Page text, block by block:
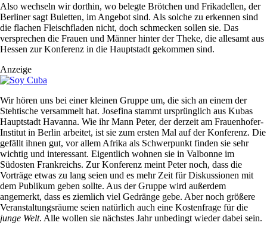
Also wechseln wir dorthin, wo belegte Brötchen und Frikadellen, der
Berliner sagt Buletten, im Angebot sind. Als solche zu erkennen sind
die flachen Fleischfladen nicht, doch schmecken sollen sie. Das
versprechen die Frauen und Männer hinter der Theke, die allesamt aus
Hessen zur Konferenz in die Hauptstadt gekommen sind.
Anzeige
Wir hören uns bei einer kleinen Gruppe um, die sich an einem der
Stehtische versammelt hat. Josefina stammt ursprünglich aus Kubas
Hauptstadt Havanna. Wie ihr Mann Peter, der derzeit am Frauenhofer-
Institut in Berlin arbeitet, ist sie zum ersten Mal auf der Konferenz. Die
gefällt ihnen gut, vor allem Afrika als Schwerpunkt finden sie sehr
wichtig und interessant. Eigentlich wohnen sie in Valbonne im
Südosten Frankreichs. Zur Konferenz meint Peter noch, dass die
Vorträge etwas zu lang seien und es mehr Zeit für Diskussionen mit
dem Publikum geben sollte. Aus der Gruppe wird außerdem
angemerkt, dass es ziemlich viel Gedränge gebe. Aber noch größere
Veranstaltungsräume seien natürlich auch eine Kostenfrage für die
junge Welt. Alle wollen sie nächstes Jahr unbedingt wieder dabei sein.